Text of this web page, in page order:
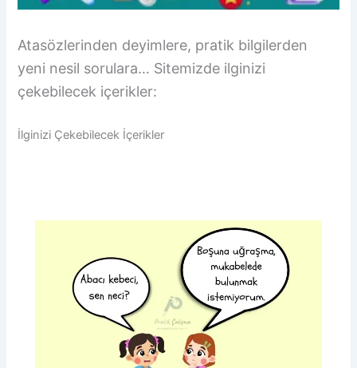
Atasözlerinden deyimlere, pratik bilgilerden
yeni nesil sorulara… Sitemizde ilginizi
çekebilecek içerikler:
İlginizi Çekebilecek İçerikler